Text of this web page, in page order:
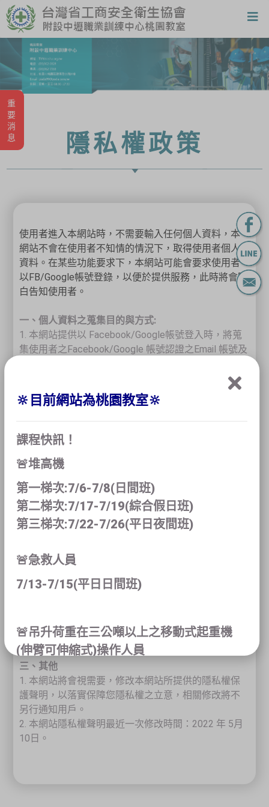
重要消息 隱私權政策
使用者進入本網站時，不需要輸入任何個人資料，本
網站不會在使用者不知情的情況下，取得使用者個人
資料。在某些功能要求下，本網站可能會要求使用者
以FB/Google帳號登錄，以便於提供服務，此時將會明
白告知使用者。
一、個人資料之蒐集目的與方式:
1. 本網站提供以 Facebook/Google帳號登入時，將蒐
集使用者之Facebook/Google 帳號認證之Email 帳號及
2. 單純在本網站的瀏覽行為，並不會蒐集任何有關個
人的身份資料。當您使用本網站所提供的各項服務，
如留言，需使用者提供個人資料時，本網站會依需求
請您提供姓名、聯絡電話、e-mail。
例如閱讀哪些文章、在哪些地方離開網頁、閱讀日期
與時間、您的 IP 位址、瀏覽器類型、連線至網站的裝
置類型。
4. 本網站取得的個人資料，僅依原來所說明的使用目
的和範圍加以運用，除非事先說明並取得您的同意、
供給第三人、或移作其他目的使用。
二、刪除用戶資料權利行使方式
您可以點擊以下網址將您的登入授權予以刪除，我們
https://www.facebook.com/settings?
tab=applications&ref=settings
三、其他
1. 本網站將會視需要，修改本網站所提供的隱私權保
護聲明，以落實保障您隱私權之立意，相關修改將不
另行通知用戶。
2. 本網站隱私權聲明最近一次修改時間：2022 年 5月
10日。
🔆目前網站為桃園教室🔆
課程快訊！
🚨堆高機
第一梯次:7/6-7/8(日間班)
第二梯次:7/17-7/19(綜合假日班)
第三梯次:7/22-7/26(平日夜間班)
🚨急救人員
7/13-7/15(平日日間班)
🚨吊升荷重在三公噸以上之移動式起重機
(伸臂可伸縮式)操作人員
學科:8/1-8/9 術科:8/15-8/16(假日日間班)
學科:8/6-8/14 術科:8/15-8/16(平日夜間
班)
🚨吊升荷重在三公噸以上之固定式起重機